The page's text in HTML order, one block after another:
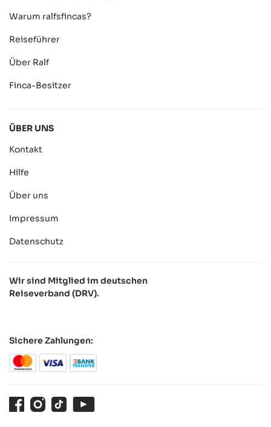
Warum ralfsfincas?
Reiseführer
Über Ralf
Finca-Besitzer
ÜBER UNS
Kontakt
Hilfe
Über uns
Impressum
Datenschutz
Wir sind Mitglied im deutschen
Reiseverband (DRV).
Sichere Zahlungen:
FacebookInstagram
TikTok